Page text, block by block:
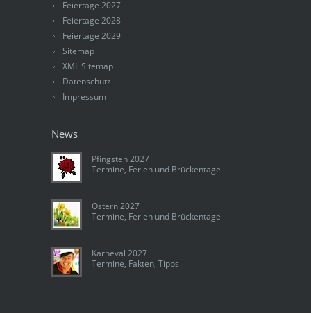
Feiertage 2027
Feiertage 2028
Feiertage 2029
Sitemap
XML Sitemap
Datenschutz
Impressum
News
Pfingsten 2027
Termine, Ferien und Brückentage
Ostern 2027
Termine, Ferien und Brückentage
Karneval 2027
Termine, Fakten, Tipps